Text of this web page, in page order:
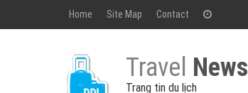
Home Site Map Contact
Travel News
Trang tin du lịch